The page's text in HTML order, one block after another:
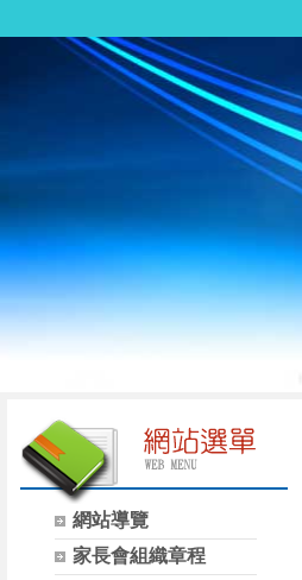
網站導覽
家長會組織章程